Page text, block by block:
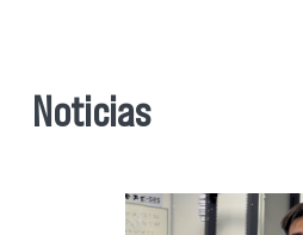
Noticias